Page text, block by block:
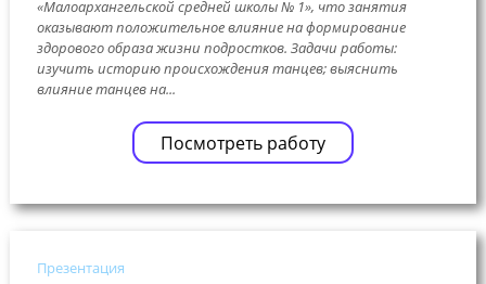
«Малоархангельской средней школы № 1», что занятия
оказывают положительное влияние на формирование
здорового образа жизни подростков. Задачи работы:
изучить историю происхождения танцев; выяснить
влияние танцев на...
Посмотреть работу
Презентация